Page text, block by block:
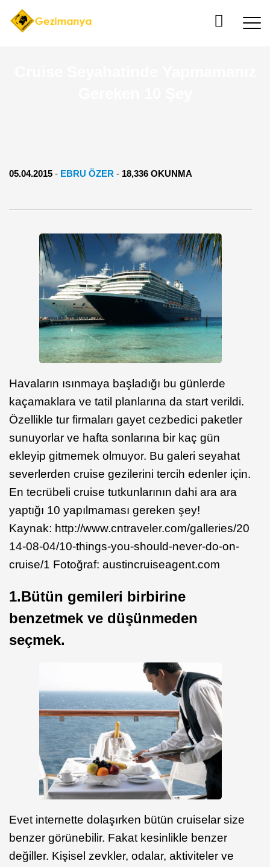
05.04.2015 - EBRU ÖZER - 18,336 OKUNMA
Havaların ısınmaya başladığı bu günlerde
kaçamaklara ve tatil planlarına da start verildi.
Özellikle tur firmaları gayet cezbedici paketler
sunuyorlar ve hafta sonlarına bir kaç gün
ekleyip gitmemek olmuyor. Bu galeri seyahat
severlerden cruise gezilerini tercih edenler için.
En tecrübeli cruise tutkunlarının dahi ara ara
yaptığı 10 yapılmaması gereken şey!
Kaynak: http://www.cntraveler.com/galleries/20
14-08-04/10-things-you-should-never-do-on-
cruise/1 Fotoğraf: austincruiseagent.com
1.Bütün gemileri birbirine
benzetmek ve düşünmeden
seçmek.
Evet internette dolaşırken bütün cruiselar size
benzer görünebilir. Fakat kesinlikle benzer
değiller. Kişisel zevkler, odalar, aktiviteler ve